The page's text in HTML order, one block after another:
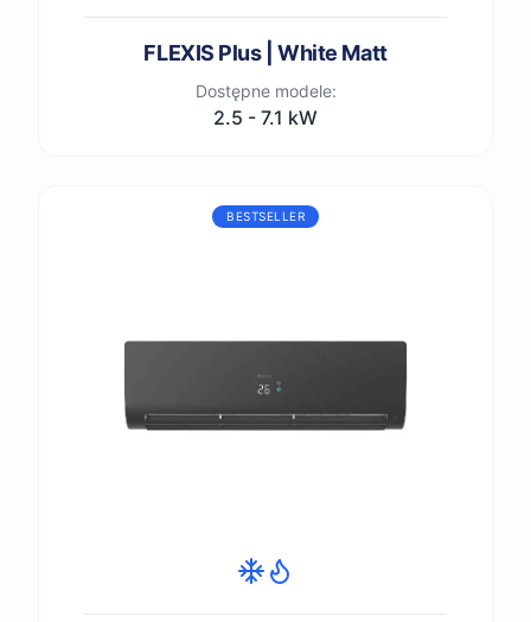
FLEXIS Plus | White Matt
Dostępne modele:
2.5 - 7.1 kW
BESTSELLER